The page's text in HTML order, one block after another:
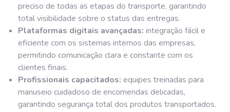
preciso de todas as etapas do transporte, garantindo
total visibilidade sobre o status das entregas.
Plataformas digitais avançadas: integração fácil e
eficiente com os sistemas internos das empresas,
permitindo comunicação clara e constante com os
clientes finais.
Profissionais capacitados: equipes treinadas para
manuseio cuidadoso de encomendas delicadas,
garantindo segurança total dos produtos transportados.